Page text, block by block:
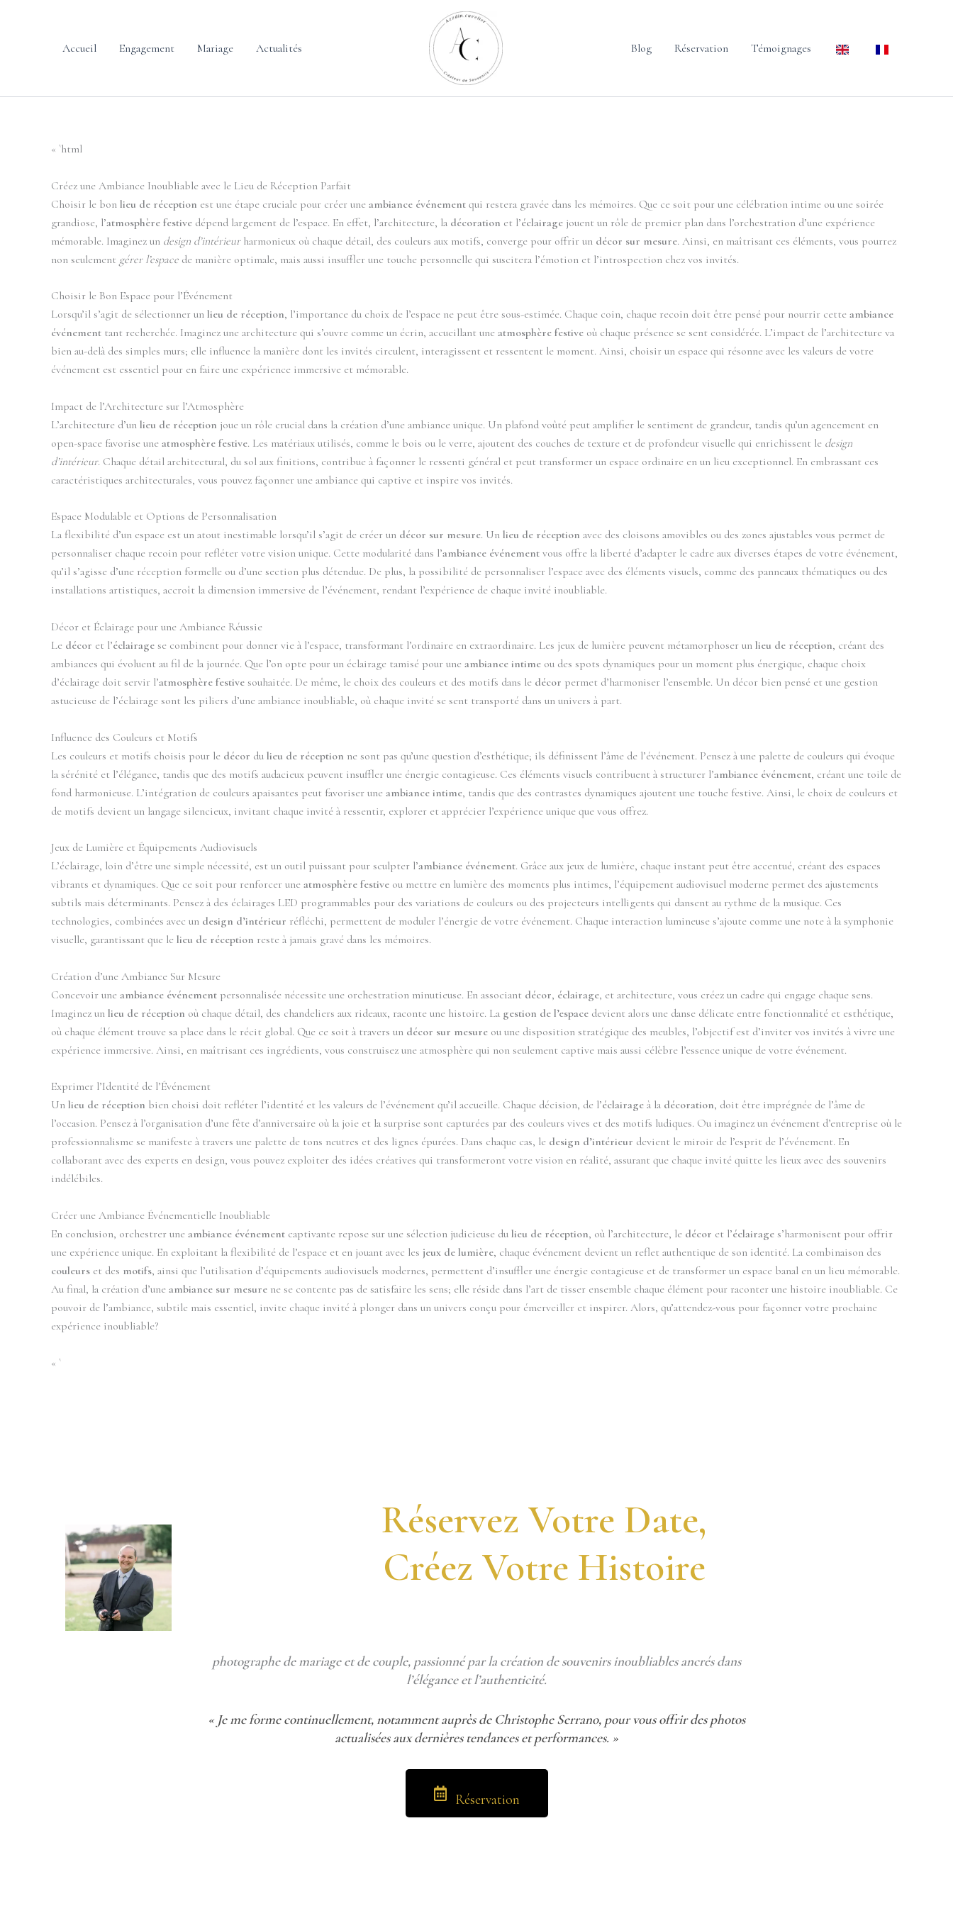
Accueil Engagement Mariage Actualités Blog Réservation Témoignages
« `html
Créez une Ambiance Inoubliable avec le Lieu de Réception Parfait
Choisir le bon lieu de réception est une étape cruciale pour créer une ambiance événement qui restera gravée dans les mémoires. Que ce soit pour une célébration intime ou une soirée
grandiose, l’atmosphère festive dépend largement de l’espace. En effet, l’architecture, la décoration et l’éclairage jouent un rôle de premier plan dans l’orchestration d’une expérience
mémorable. Imaginez un design d’intérieurharmonieux où chaque détail, des couleurs aux motifs, converge pour offrir un décor sur mesure. Ainsi, en maîtrisant ces éléments, vous pourrez
non seulement gérer l’espace de manière optimale, mais aussi insuffler une touche personnelle qui suscitera l’émotion et l’introspection chez vos invités.
Choisir le Bon Espace pour l’Événement
Lorsqu’il s’agit de sélectionner un lieu de réception, l’importance du choix de l’espace ne peut être sous-estimée. Chaque coin, chaque recoin doit être pensé pour nourrir cette ambiance
événement tant recherchée. Imaginez une architecture qui s’ouvre comme un écrin, accueillant une atmosphère festive où chaque présence se sent considérée. L’impact de l’architecture va
bien au-delà des simples murs; elle influence la manière dont les invités circulent, interagissent et ressentent le moment. Ainsi, choisir un espace qui résonne avec les valeurs de votre
événement est essentiel pour en faire une expérience immersive et mémorable.
Impact de l’Architecture sur l’Atmosphère
L’architecture d’un lieu de réception joue un rôle crucial dans la création d’une ambiance unique. Un plafond voûté peut amplifier le sentiment de grandeur, tandis qu’un agencement en
open-space favorise une atmosphère festive. Les matériaux utilisés, comme le bois ou le verre, ajoutent des couches de texture et de profondeur visuelle qui enrichissent le design
d’intérieur. Chaque détail architectural, du sol aux finitions, contribue à façonner le ressenti général et peut transformer un espace ordinaire en un lieu exceptionnel. En embrassant ces
caractéristiques architecturales, vous pouvez façonner une ambiance qui captive et inspire vos invités.
Espace Modulable et Options de Personnalisation
La flexibilité d’un espace est un atout inestimable lorsqu’il s’agit de créer un décor sur mesure. Un lieu de réception avec des cloisons amovibles ou des zones ajustables vous permet de
personnaliser chaque recoin pour refléter votre vision unique. Cette modularité dans l’ambiance événement vous offre la liberté d’adapter le cadre aux diverses étapes de votre événement,
qu’il s’agisse d’une réception formelle ou d’une section plus détendue. De plus, la possibilité de personnaliser l’espace avec des éléments visuels, comme des panneaux thématiques ou des
installations artistiques, accroît la dimension immersive de l’événement, rendant l’expérience de chaque invité inoubliable.
Décor et Éclairage pour une Ambiance Réussie
Le décor et l’éclairage se combinent pour donner vie à l’espace, transformant l’ordinaire en extraordinaire. Les jeux de lumière peuvent métamorphoser un lieu de réception, créant des
ambiances qui évoluent au fil de la journée. Que l’on opte pour un éclairage tamisé pour une ambiance intime ou des spots dynamiques pour un moment plus énergique, chaque choix
d’éclairage doit servir l’atmosphère festive souhaitée. De même, le choix des couleurs et des motifs dans le décor permet d’harmoniser l’ensemble. Un décor bien pensé et une gestion
astucieuse de l’éclairage sont les piliers d’une ambiance inoubliable, où chaque invité se sent transporté dans un univers à part.
Influence des Couleurs et Motifs
Les couleurs et motifs choisis pour le décor du lieu de réception ne sont pas qu’une question d’esthétique; ils définissent l’âme de l’événement. Pensez à une palette de couleurs qui évoque
la sérénité et l’élégance, tandis que des motifs audacieux peuvent insuffler une énergie contagieuse. Ces éléments visuels contribuent à structurer l’ambiance événement, créant une toile de
fond harmonieuse. L’intégration de couleurs apaisantes peut favoriser une ambiance intime, tandis que des contrastes dynamiques ajoutent une touche festive. Ainsi, le choix de couleurs et
de motifs devient un langage silencieux, invitant chaque invité à ressentir, explorer et apprécier l’expérience unique que vous offrez.
Jeux de Lumière et Équipements Audiovisuels
L’éclairage, loin d’être une simple nécessité, est un outil puissant pour sculpter l’ambiance événement. Grâce aux jeux de lumière, chaque instant peut être accentué, créant des espaces
vibrants et dynamiques. Que ce soit pour renforcer une atmosphère festive ou mettre en lumière des moments plus intimes, l’équipement audiovisuel moderne permet des ajustements
subtils mais déterminants. Pensez à des éclairages LED programmables pour des variations de couleurs ou des projecteurs intelligents qui dansent au rythme de la musique. Ces
technologies, combinées avec un design d’intérieur réfléchi, permettent de moduler l’énergie de votre événement. Chaque interaction lumineuse s’ajoute comme une note à la symphonie
visuelle, garantissant que le lieu de réception reste à jamais gravé dans les mémoires.
Création d’une Ambiance Sur Mesure
Concevoir une ambiance événement personnalisée nécessite une orchestration minutieuse. En associant décor, éclairage, et architecture, vous créez un cadre qui engage chaque sens.
Imaginez un lieu de réception où chaque détail, des chandeliers aux rideaux, raconte une histoire. La gestion de l’espace devient alors une danse délicate entre fonctionnalité et esthétique,
où chaque élément trouve sa place dans le récit global. Que ce soit à travers un décor sur mesure ou une disposition stratégique des meubles, l’objectif est d’inviter vos invités à vivre une
expérience immersive. Ainsi, en maîtrisant ces ingrédients, vous construisez une atmosphère qui non seulement captive mais aussi célèbre l’essence unique de votre événement.
Exprimer l’Identité de l’Événement
Un lieu de réception bien choisi doit refléter l’identité et les valeurs de l’événement qu’il accueille. Chaque décision, de l’éclairage à la décoration, doit être imprégnée de l’âme de
l’occasion. Pensez à l’organisation d’une fête d’anniversaire où la joie et la surprise sont capturées par des couleurs vives et des motifs ludiques. Ou imaginez un événement d’entreprise où le
professionnalisme se manifeste à travers une palette de tons neutres et des lignes épurées. Dans chaque cas, le design d’intérieur devient le miroir de l’esprit de l’événement. En
collaborant avec des experts en design, vous pouvez exploiter des idées créatives qui transformeront votre vision en réalité, assurant que chaque invité quitte les lieux avec des souvenirs
indélébiles.
Créer une Ambiance Événementielle Inoubliable
En conclusion, orchestrer une ambiance événement captivante repose sur une sélection judicieuse du lieu de réception, où l’architecture, le décor et l’éclairage s’harmonisent pour offrir
une expérience unique. En exploitant la flexibilité de l’espace et en jouant avec les jeux de lumière, chaque événement devient un reflet authentique de son identité. La combinaison des
couleurs et des motifs, ainsi que l’utilisation d’équipements audiovisuels modernes, permettent d’insuffler une énergie contagieuse et de transformer un espace banal en un lieu mémorable.
Au final, la création d’une ambiance sur mesure ne se contente pas de satisfaire les sens; elle réside dans l’art de tisser ensemble chaque élément pour raconter une histoire inoubliable. Ce
pouvoir de l’ambiance, subtile mais essentiel, invite chaque invité à plonger dans un univers conçu pour émerveiller et inspirer. Alors, qu’attendez-vous pour façonner votre prochaine
expérience inoubliable?
« `
Réservez Votre Date,
Créez Votre Histoire
photographe de mariage et de couple, passionné par la création de souvenirs inoubliables ancrés dans
l’élégance et l’authenticité.
« Je me forme continuellement, notamment auprès de Christophe Serrano, pour vous offrir des photos
actualisées aux dernières tendances et performances. »
Réservation